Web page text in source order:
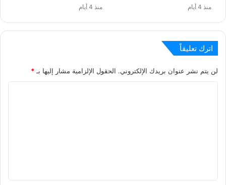
منذ 4 أيام منذ 4 أيام
اترك تعليقاً
لن يتم نشر عنوان بريدك الإلكتروني. الحقول الإلزامية مشار إليها بـ *
ق